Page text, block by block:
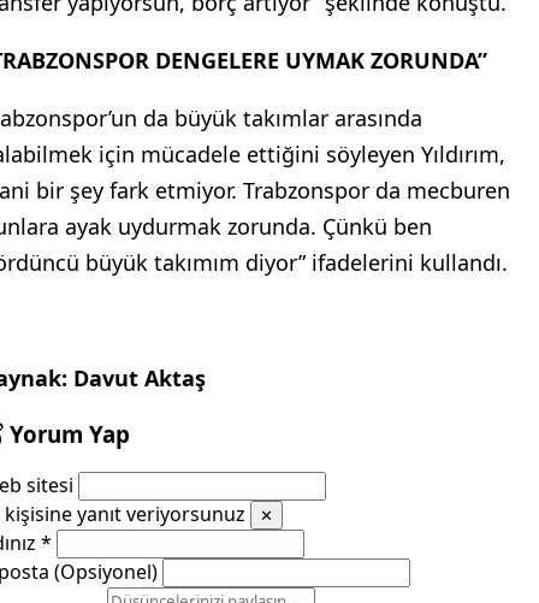
DENGELERE UYMAK ZORUNDA”
da büyük takımlar arasında
için mücadele ettiğini söyleyen Yıldırım,
bir şey fark etmiyor. Trabzonspor da mecburen
ayak uydurmak zorunda. Çünkü ben
büyük takımım diyor” ifadelerini kullandı.
Davut Aktaş
Yorum Yap
sitesi
kişisine yanıt veriyorsunuz
✕
*
(Opsiyonel)